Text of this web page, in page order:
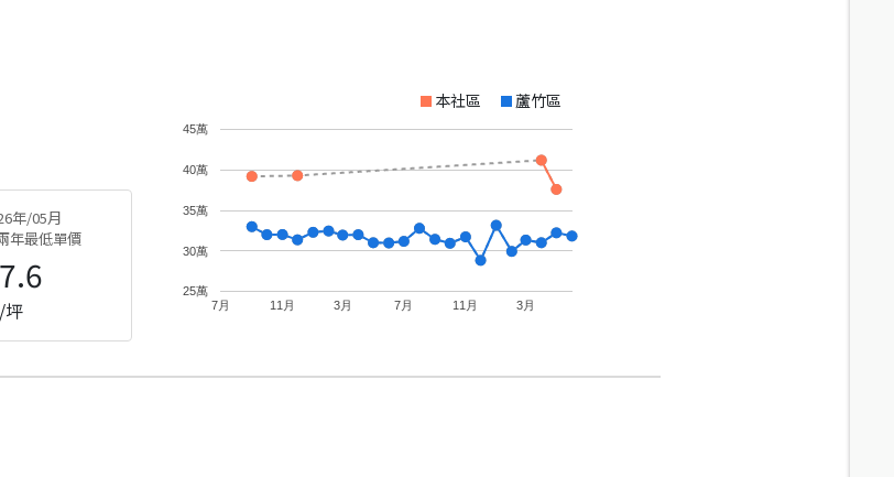
年/05月
年最低單價
坪
本社區 蘆竹區
7月 11月 3月 7月 11月 3月
25萬
30萬
35萬
40萬
45萬